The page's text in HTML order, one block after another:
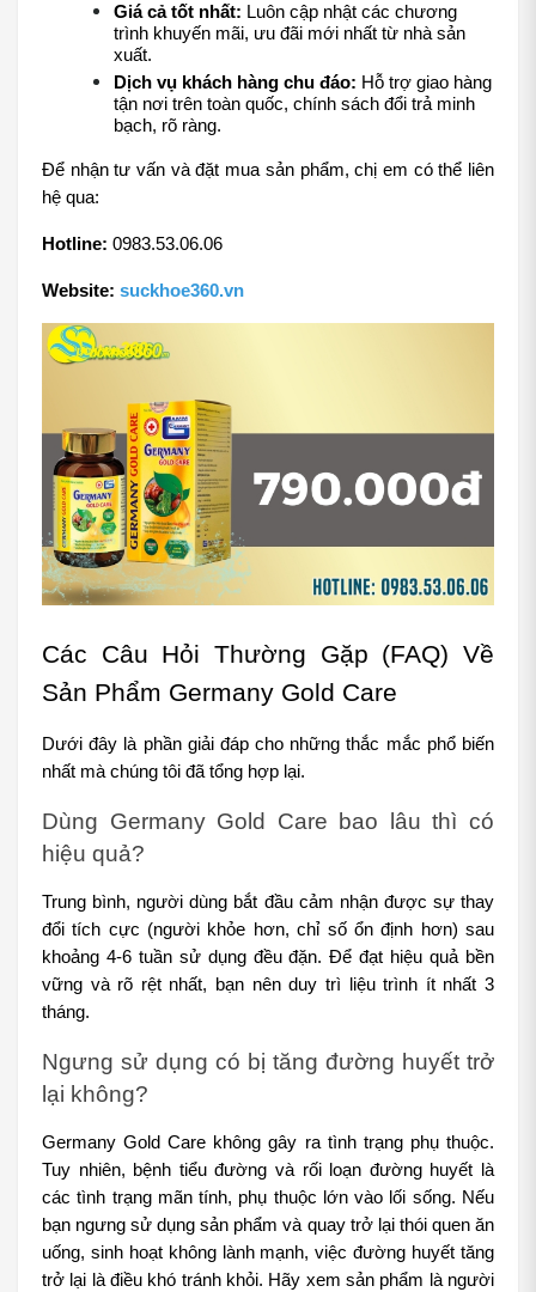
Giá cả tốt nhất: Luôn cập nhật các chương
trình khuyến mãi, ưu đãi mới nhất từ nhà sản
xuất.
Dịch vụ khách hàng chu đáo: Hỗ trợ giao hàng
tận nơi trên toàn quốc, chính sách đổi trả minh
bạch, rõ ràng.
Để nhận tư vấn và đặt mua sản phẩm, chị em có thể liên
hệ qua:
Hotline: 0983.53.06.06
Website: suckhoe360.vn
Các Câu Hỏi Thường Gặp (FAQ) Về
Sản Phẩm Germany Gold Care
Dưới đây là phần giải đáp cho những thắc mắc phổ biến
nhất mà chúng tôi đã tổng hợp lại.
Dùng Germany Gold Care bao lâu thì có
hiệu quả?
Trung bình, người dùng bắt đầu cảm nhận được sự thay
đổi tích cực (người khỏe hơn, chỉ số ổn định hơn) sau
khoảng 4-6 tuần sử dụng đều đặn. Để đạt hiệu quả bền
vững và rõ rệt nhất, bạn nên duy trì liệu trình ít nhất 3
tháng.
Ngưng sử dụng có bị tăng đường huyết trở
lại không?
Germany Gold Care không gây ra tình trạng phụ thuộc.
Tuy nhiên, bệnh tiểu đường và rối loạn đường huyết là
các tình trạng mãn tính, phụ thuộc lớn vào lối sống. Nếu
bạn ngưng sử dụng sản phẩm và quay trở lại thói quen ăn
uống, sinh hoạt không lành mạnh, việc đường huyết tăng
trở lại là điều khó tránh khỏi. Hãy xem sản phẩm là người